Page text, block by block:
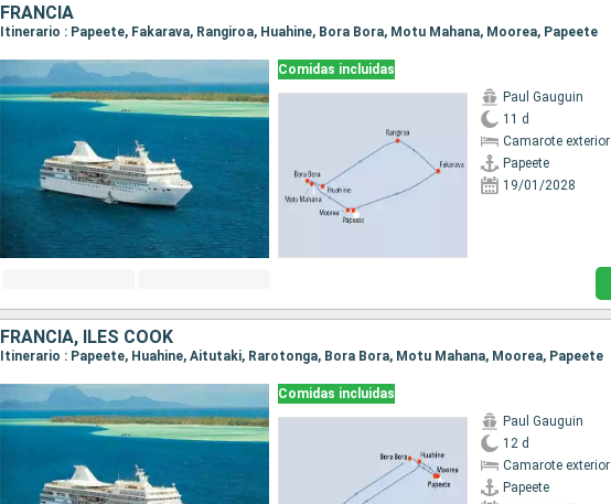
FRANCIA
Itinerario : Papeete, Fakarava, Rangiroa, Huahine, Bora Bora, Motu Mahana, Moorea, Papeete
Comidas incluidas
Paul Gauguin
11 d
Camarote exterior
Papeete
19/01/2028
FRANCIA, ILES COOK
Itinerario : Papeete, Huahine, Aitutaki, Rarotonga, Bora Bora, Motu Mahana, Moorea, Papeete
Comidas incluidas
Paul Gauguin
12 d
Camarote exterior
Papeete